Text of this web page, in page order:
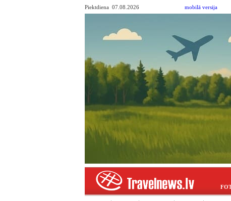
Piektdiena 07.08.2026 mobilā versija